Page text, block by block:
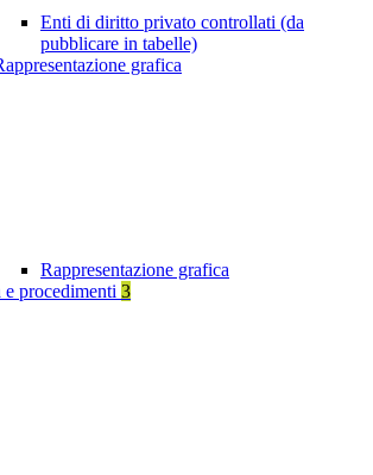
Enti di diritto privato controllati (da
pubblicare in tabelle)
grafica
Rappresentazione grafica
procedimenti 3